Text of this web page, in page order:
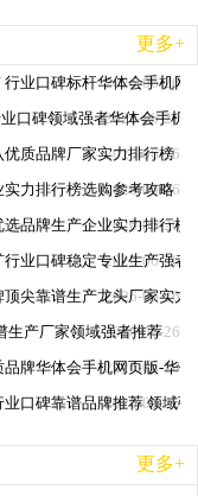
更多+
2026-06-26
业口碑标杆华体会手机网
2026-06-26
口碑领域强者华体会手机
2026-06-26
质品牌厂家实力排行榜
2026-06-26
力排行榜选购参考攻略
2026-06-26
品牌生产企业实力排行榜
2026-06-26
业口碑稳定专业生产强者
2026-06-26
尖靠谱生产龙头厂家实力
2026-06-26
生产厂家领域强者推荐
2026-06-26
牌华体会手机网页版-华
2026-06-26
口碑靠谱品牌推荐 领域
更多+